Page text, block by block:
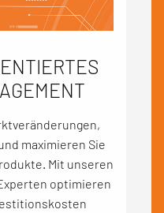
maximieren Sie
Mit unseren
optimieren